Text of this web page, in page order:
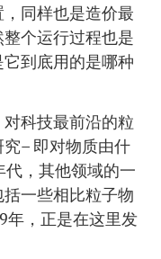
同样也是造价最
个运行过程也是
到底用的是哪种
科技最前沿的粒
– 即对物质由什
，其他领域的一
一些相比粒子物
年，正是在这里发